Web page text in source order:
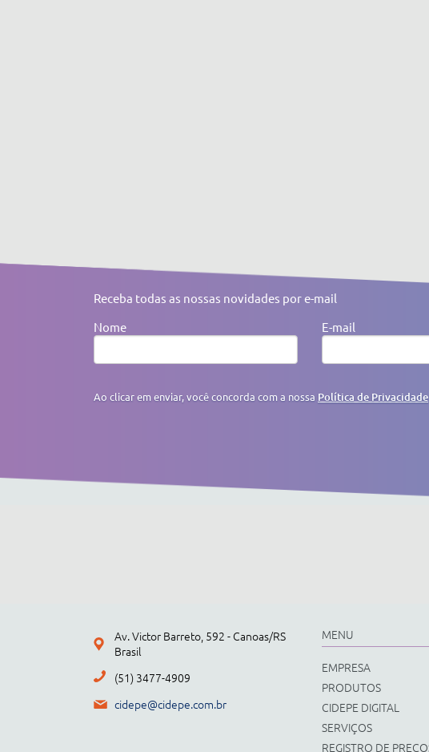
Receba todas as nossas novidades por e-mail
Nome
E-mail
Ao clicar em enviar, você concorda com a nossa Política de Privacidade
Av. Victor Barreto, 592 - Canoas/RS
Brasil
(51) 3477-4909
cidepe@cidepe.com.br
MENU
EMPRESA
PRODUTOS
CIDEPE DIGITAL
SERVIÇOS
REGISTRO DE